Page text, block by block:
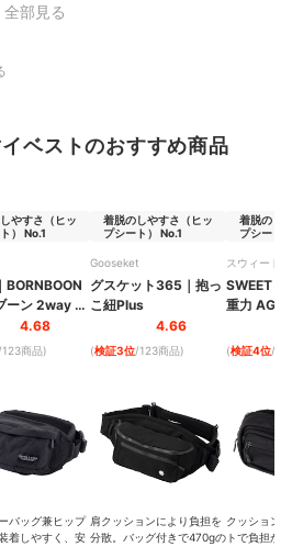
全部見る
ベストのおすすめ商品
やすさ（ヒッ
） No.1
｜ BORNBOON
ーン 2way ヒ
｜
4.68
/123商品)
バッグ兼ヒップ
着しやすく、安
着脱のしやすさ（ヒッ
プシート） No.1
Gooseket
グスケット365 ｜ 抱っ
こ紐Plus
4.66
(検証3位/123商品)
肩クッションにより負担を
分散。バッグ付きで470gの
着脱のし
プシート
スウィート
SWEET
重力 AGS
(検証4位/
クッション
トで負担か